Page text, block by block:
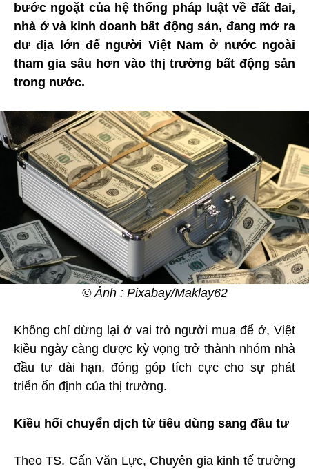
bước ngoặt của hệ thống pháp luật về đất đai,
nhà ở và kinh doanh bất động sản, đang mở ra
dư địa lớn để người Việt Nam ở nước ngoài
tham gia sâu hơn vào thị trường bất động sản
trong nước.
© Ảnh : Pixabay/Maklay62
Không chỉ dừng lại ở vai trò người mua để ở, Việt
kiều ngày càng được kỳ vọng trở thành nhóm nhà
đầu tư dài hạn, đóng góp tích cực cho sự phát
triển ổn định của thị trường.
Kiều hối chuyển dịch từ tiêu dùng sang đầu tư
Theo TS. Cấn Văn Lực, Chuyên gia kinh tế trưởng